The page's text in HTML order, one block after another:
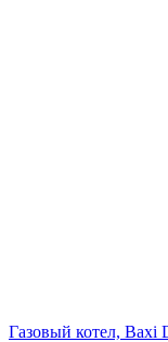
Газовый котел,